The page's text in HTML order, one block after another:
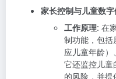
家长控制与儿童数
工作原理: 在
制功能，包
应儿童年龄）
它还监控儿
的风险，并